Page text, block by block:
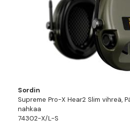
Sordin
Supreme Pro-X Hear2 Slim vihreä,
nahkaa
74302-X/L-S